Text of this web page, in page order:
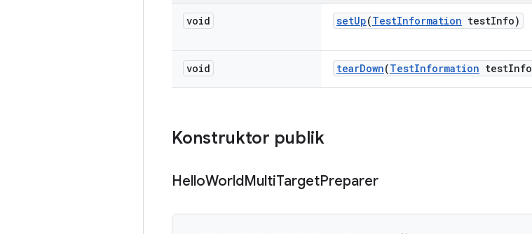
void setUp(TestInformation testInfo)
void tearDown(TestInformation testInfo
Konstruktor publik
HelloWorldMultiTargetPreparer